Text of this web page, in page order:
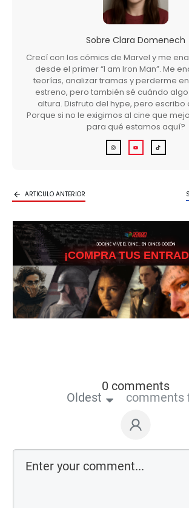
Sobre Clara Domenech
Crecí con los cómics de Marvel y me
desde el primer “I am Iron Man”. Me
teorías, analizar tramas y perderme
estreno, pero también sé cuándo
altura. Disfruto del hype, pero escribo
Porque si no le exigimos al cine que
para qué estamos aquí?
ARTICULO ANTERIOR
3DCINE VIVE EL CINE… EN CINES ODEÓN
¡COMPRA TUS
0 comments
Oldest comments